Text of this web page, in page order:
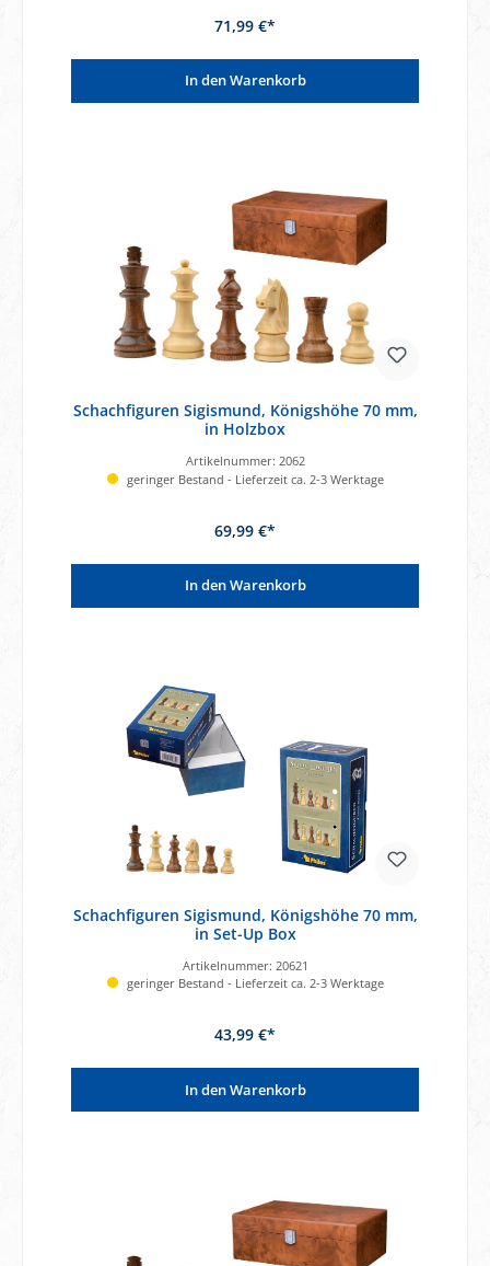
71,99 €*
In den Warenkorb
Schachfiguren Sigismund, Königshöhe 70 mm,
in Holzbox
Artikelnummer: 2062
geringer Bestand - Lieferzeit ca. 2-3 Werktage
69,99 €*
In den Warenkorb
Schachfiguren Sigismund, Königshöhe 70 mm,
in Set-Up Box
Artikelnummer: 20621
geringer Bestand - Lieferzeit ca. 2-3 Werktage
43,99 €*
In den Warenkorb